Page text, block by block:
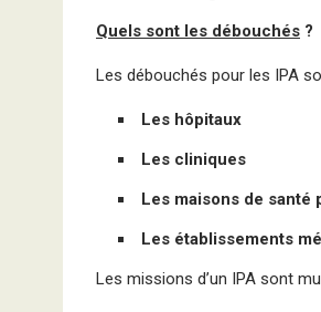
Quels sont les débouchés ?
Les débouchés pour les IPA
Les hôpitaux
Les cliniques
Les maisons de
Les établissements
Les missions d’un IPA sont